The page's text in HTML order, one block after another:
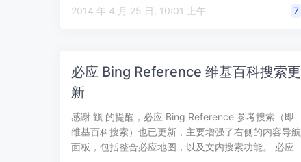
2014 年 4 月 25 日, 10:01 上午 7
必应 Bing Reference 维基百科搜索更
新
感谢 飌 的提醒，必应 Bing Reference 参考搜索（即
维基百科搜索）也已更新，主要增强了右侧的内容导航
面板，包括整合必应地图，以及文内搜索功能。 必应